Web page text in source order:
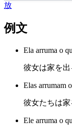
放
例文
Ela arruma o
彼女は家を出
Elas arrumam
彼女たちは家
Ele arruma o